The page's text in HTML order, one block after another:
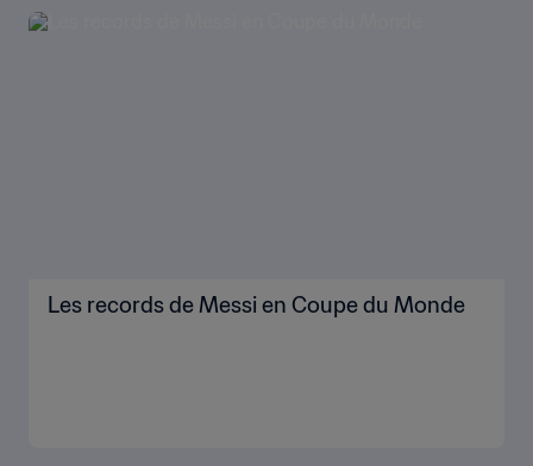
Les records de Messi en Coupe du Monde